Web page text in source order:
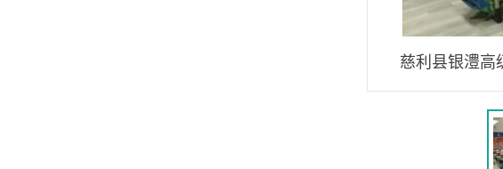
慈利县银澧高